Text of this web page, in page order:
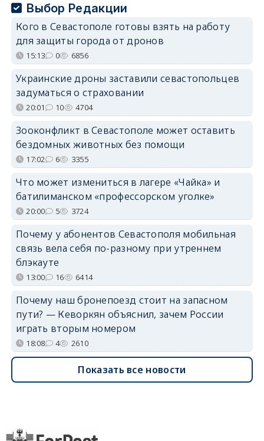
Выбор Редакции
Кого в Севастополе готовы взять на работу
для защиты города от дронов
15:13 0 6856
Украинские дроны заставили севастопольцев
задуматься о страховании
20:01 10 4704
Зооконфликт в Севастополе может оставить
бездомных животных без помощи
17:02 6 3355
Что может измениться в лагере «Чайка» и
батилиманском «профессорском уголке»
20:00 5 3724
Почему у абонентов Севастополя мобильная
связь вела себя по-разному при утреннем
блэкауте
13:00 16 6414
Почему наш бронепоезд стоит на запасном
пути? — Кеворкян объяснил, зачем России
играть вторым номером
18:08 4 2610
Показать все новости